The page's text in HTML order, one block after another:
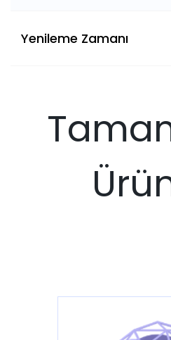
Yenileme Zamanı